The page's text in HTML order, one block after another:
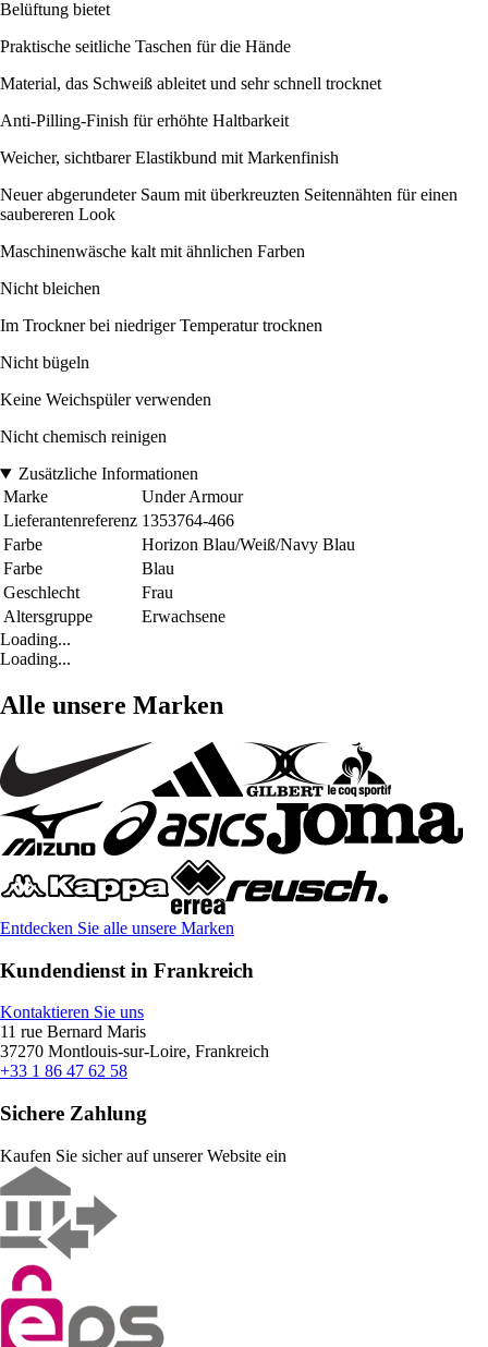
Belüftung bietet
Praktische seitliche Taschen für die Hände
Material, das Schweiß ableitet und sehr schnell trocknet
Anti-Pilling-Finish für erhöhte Haltbarkeit
Weicher, sichtbarer Elastikbund mit Markenfinish
Neuer abgerundeter Saum mit überkreuzten Seitennähten für einen
saubereren Look
Maschinenwäsche kalt mit ähnlichen Farben
Nicht bleichen
Im Trockner bei niedriger Temperatur trocknen
Nicht bügeln
Keine Weichspüler verwenden
Nicht chemisch reinigen
Zusätzliche Informationen
Marke
Under Armour
Lieferantenreferenz 1353764-466
Farbe
Horizon Blau/Weiß/Navy Blau
Farbe
Blau
Geschlecht
Frau
Altersgruppe
Erwachsene
Loading...
Loading...
Alle unsere Marken
Entdecken Sie alle unsere Marken
Kundendienst in Frankreich
Kontaktieren Sie uns
11 rue Bernard Maris
37270 Montlouis-sur-Loire, Frankreich
+33 1 86 47 62 58
Sichere Zahlung
Kaufen Sie sicher auf unserer Website ein